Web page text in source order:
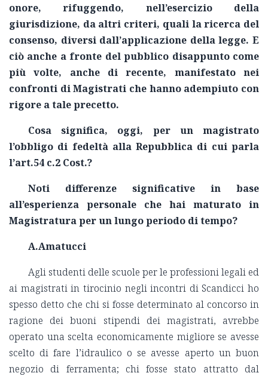
onore, rifuggendo, nell’esercizio della
giurisdizione, da altri criteri, quali la ricerca del
consenso, diversi dall’applicazione della legge. E
ciò anche a fronte del pubblico disappunto come
più volte, anche di recente, manifestato nei
confronti di Magistrati che hanno adempiuto con
rigore a tale precetto.
Cosa significa, oggi, per un magistrato
l’obbligo di fedeltà alla Repubblica di cui parla
l’art.54 c.2 Cost.?
Noti differenze significative in base
all’esperienza personale che hai maturato in
Magistratura per un lungo periodo di tempo?
A.Amatucci
Agli studenti delle scuole per le professioni legali ed
ai magistrati in tirocinio negli incontri di Scandicci ho
spesso detto che chi si fosse determinato al concorso in
ragione dei buoni stipendi dei magistrati, avrebbe
operato una scelta economicamente migliore se avesse
scelto di fare l’idraulico o se avesse aperto un buon
negozio di ferramenta; chi fosse stato attratto dal